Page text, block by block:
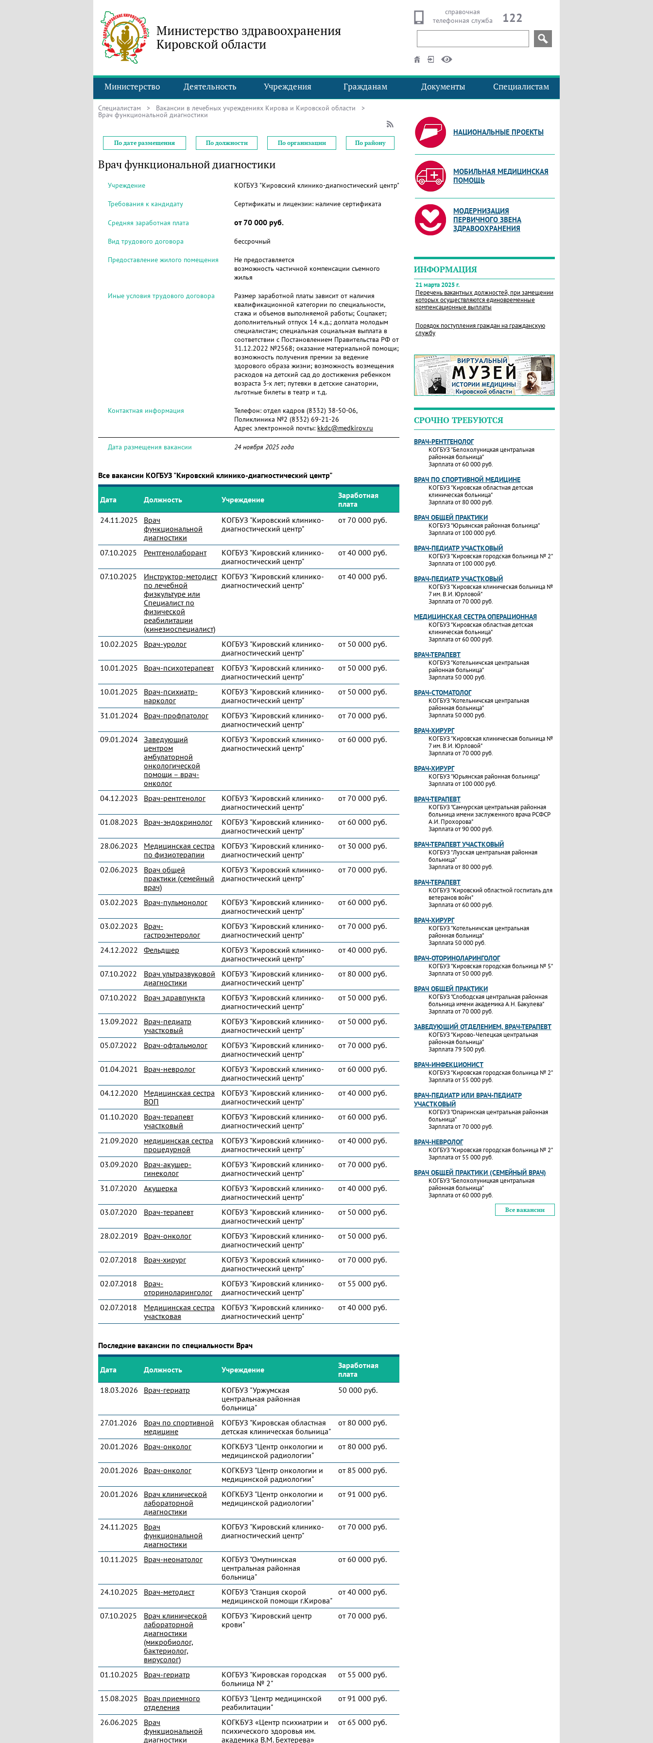
Министерство здравоохранения
Кировской области
справочная
телефонная служба
122
Министерство Деятельность Учреждения Гражданам Документы Специалистам
Специалистам > Вакансии в лечебных учреждениях Кирова и Кировской области >
Врач функциональной диагностики
По дате размещения По должности По организации По району
Врач функциональной диагностики
Учреждение КОГБУЗ "Кировский клинико-диагностический центр"
Требования к кандидату Сертификаты и лицензии: наличие сертификата
Средняя заработная плата от 70 000 руб.
Вид трудового договора бессрочный
Предоставление жилого помещения
Не предоставляется
возможность частичной компенсации съемного
жилья
Иные условия трудового договора
Размер заработной платы зависит от наличия
квалификационной категории по специальности,
стажа и объемов выполняемой работы; Соцпакет;
дополнительный отпуск 14 к.д.; доплата молодым
специалистам; специальная социальная выплата в
соответствии с Постановлением Правительства РФ от
31.12.2022 №2568; оказание материальной помощи;
возможность получения премии за ведение
здорового образа жизни; возможность возмещения
расходов на детский сад до достижения ребенком
возраста 3-х лет; путевки в детские санатории,
льготные билеты в театр и т.д.
Контактная информация Телефон: отдел кадров (8332) 38-50-06,
Поликлиника №2 (8332) 69-21-26
Адрес электронной почты: kkdc@medkirov.ru
Дата размещения вакансии 24 ноября 2025 года
Все вакансии КОГБУЗ "Кировский клинико-диагностический центр"
Дата Должность Учреждение
Заработная
плата
24.11.2025
Врач
функциональной
диагностики
КОГБУЗ "Кировский клинико-
диагностический центр"
от 70 000 руб.
07.10.2025 Рентгенолаборант
КОГБУЗ "Кировский клинико-
диагностический центр"
от 40 000 руб.
07.10.2025
Инструктор-методист
по лечебной
физкультуре или
Специалист по
физической
реабилитации
(кинезиоспециалист)
КОГБУЗ "Кировский клинико-
диагностический центр"
от 40 000 руб.
10.02.2025 Врач-уролог
КОГБУЗ "Кировский клинико-
диагностический центр"
от 50 000 руб.
10.01.2025 Врач-психотерапевт
КОГБУЗ "Кировский клинико-
диагностический центр"
от 50 000 руб.
10.01.2025
Врач-психиатр-
нарколог
КОГБУЗ "Кировский клинико-
диагностический центр"
от 50 000 руб.
31.01.2024 Врач-профпатолог
КОГБУЗ "Кировский клинико-
диагностический центр"
от 70 000 руб.
09.01.2024 Заведующий
центром
амбулаторной
онкологической
помощи – врач-
онколог
КОГБУЗ "Кировский клинико-
диагностический центр"
от 60 000 руб.
04.12.2023 Врач-рентгенолог
КОГБУЗ "Кировский клинико-
диагностический центр"
от 70 000 руб.
01.08.2023 Врач-эндокринолог
КОГБУЗ "Кировский клинико-
диагностический центр"
от 60 000 руб.
28.06.2023
Медицинская сестра
по физиотерапии
КОГБУЗ "Кировский клинико-
диагностический центр"
от 30 000 руб.
02.06.2023
Врач общей
практики (семейный
врач)
КОГБУЗ "Кировский клинико-
диагностический центр"
от 70 000 руб.
03.02.2023 Врач-пульмонолог
КОГБУЗ "Кировский клинико-
диагностический центр"
от 60 000 руб.
03.02.2023
Врач-
гастроэнтеролог
КОГБУЗ "Кировский клинико-
диагностический центр"
от 70 000 руб.
24.12.2022 Фельдшер
КОГБУЗ "Кировский клинико-
диагностический центр"
от 40 000 руб.
07.10.2022
Врач ультразвуковой
диагностики
КОГБУЗ "Кировский клинико-
диагностический центр"
от 80 000 руб.
07.10.2022 Врач здравпункта
КОГБУЗ "Кировский клинико-
диагностический центр"
от 50 000 руб.
13.09.2022
Врач-педиатр
участковый
КОГБУЗ "Кировский клинико-
диагностический центр"
от 50 000 руб.
05.07.2022 Врач-офтальмолог
КОГБУЗ "Кировский клинико-
диагностический центр"
от 70 000 руб.
01.04.2021 Врач-невролог
КОГБУЗ "Кировский клинико-
диагностический центр"
от 60 000 руб.
04.12.2020
Медицинская сестра
ВОП
КОГБУЗ "Кировский клинико-
диагностический центр"
от 40 000 руб.
01.10.2020
Врач-терапевт
участковый
КОГБУЗ "Кировский клинико-
диагностический центр"
от 60 000 руб.
21.09.2020
медицинская сестра
процедурной
КОГБУЗ "Кировский клинико-
диагностический центр"
от 40 000 руб.
03.09.2020
Врач-акушер-
гинеколог
КОГБУЗ "Кировский клинико-
диагностический центр"
от 70 000 руб.
31.07.2020 Акушерка
КОГБУЗ "Кировский клинико-
диагностический центр"
от 40 000 руб.
03.07.2020 Врач-терапевт
КОГБУЗ "Кировский клинико-
диагностический центр"
от 50 000 руб.
28.02.2019 Врач-онколог
КОГБУЗ "Кировский клинико-
диагностический центр"
от 50 000 руб.
02.07.2018 Врач-хирург
КОГБУЗ "Кировский клинико-
диагностический центр"
от 70 000 руб.
02.07.2018
Врач-
оториноларинголог
КОГБУЗ "Кировский клинико-
диагностический центр"
от 55 000 руб.
02.07.2018
Медицинская сестра
участковая
КОГБУЗ "Кировский клинико-
диагностический центр"
от 40 000 руб.
Последние вакансии по специальности Врач
Дата Должность Учреждение
Заработная
плата
18.03.2026
Врач-гериатр
КОГБУЗ "Уржумская
центральная районная
больница"
50 000 руб.
27.01.2026
Врач по спортивной
медицине
КОГБУЗ "Кировская областная
детская клиническая больница"
от 80 000 руб.
20.01.2026 Врач-онколог
КОГКБУЗ "Центр онкологии и
медицинской радиологии"
от 80 000 руб.
20.01.2026 Врач-онколог
КОГКБУЗ "Центр онкологии и
медицинской радиологии"
от 85 000 руб.
20.01.2026
Врач клинической
лабораторной
диагностики
КОГКБУЗ "Центр онкологии и
медицинской радиологии"
от 91 000 руб.
24.11.2025
Врач
функциональной
диагностики
КОГБУЗ "Кировский клинико-
диагностический центр"
от 70 000 руб.
10.11.2025 Врач-неонатолог
КОГБУЗ "Омутнинская
центральная районная
больница"
от 60 000 руб.
24.10.2025 Врач-методист
КОГБУЗ "Станция скорой
медицинской помощи г.Кирова"
от 40 000 руб.
07.10.2025
Врач клинической
лабораторной
диагностики
(микробиолог,
бактериолог,
вирусолог)
КОГБУЗ "Кировский центр
крови"
от 70 000 руб.
01.10.2025 Врач-гериатр
КОГБУЗ "Кировская городская
больница № 2"
от 55 000 руб.
15.08.2025
Врач приемного
отделения
КОГБУЗ "Центр медицинской
реабилитации"
от 91 000 руб.
26.06.2025
Врач
функциональной
диагностики
КОГКБУЗ «Центр психиатрии и
психического здоровья им.
академика В.М. Бехтерева»
от 65 000 руб.
НАЦИОНАЛЬНЫЕ ПРОЕКТЫ
МОБИЛЬНАЯ МЕДИЦИНСКАЯ
ПОМОЩЬ
МОДЕРНИЗАЦИЯ
ПЕРВИЧНОГО ЗВЕНА
ЗДРАВООХРАНЕНИЯ
ИНФОРМАЦИЯ
21 марта 2025 г.
Перечень вакантных должностей, при замещении
которых осуществляются единовременные
компенсационные выплаты
Порядок поступления граждан на гражданскую
службу
СРОЧНО ТРЕБУЮТСЯ
ВРАЧ-РЕНТГЕНОЛОГ
КОГБУЗ "Белохолуницкая центральная
районная больница"
Зарплата от 60 000 руб.
ВРАЧ ПО СПОРТИВНОЙ МЕДИЦИНЕ
КОГБУЗ "Кировская областная детская
клиническая больница"
Зарплата от 80 000 руб.
ВРАЧ ОБЩЕЙ ПРАКТИКИ
КОГБУЗ "Юрьянская районная больница"
Зарплата от 100 000 руб.
ВРАЧ-ПЕДИАТР УЧАСТКОВЫЙ
КОГБУЗ "Кировская городская больница № 2"
Зарплата от 100 000 руб.
ВРАЧ-ПЕДИАТР УЧАСТКОВЫЙ
КОГБУЗ "Кировская клиническая больница №
7 им. В.И. Юрловой"
Зарплата от 70 000 руб.
МЕДИЦИНСКАЯ СЕСТРА ОПЕРАЦИОННАЯ
КОГБУЗ "Кировская областная детская
клиническая больница"
Зарплата от 60 000 руб.
ВРАЧ-ТЕРАПЕВТ
КОГБУЗ "Котельничская центральная
районная больница"
Зарплата 50 000 руб.
ВРАЧ-СТОМАТОЛОГ
КОГБУЗ "Котельничская центральная
районная больница"
Зарплата 50 000 руб.
ВРАЧ-ХИРУРГ
КОГБУЗ "Кировская клиническая больница №
7 им. В.И. Юрловой"
Зарплата от 70 000 руб.
ВРАЧ-ХИРУРГ
КОГБУЗ "Юрьянская районная больница"
Зарплата от 100 000 руб.
ВРАЧ-ТЕРАПЕВТ
КОГБУЗ "Санчурская центральная районная
больница имени заслуженного врача РСФСР
А.И. Прохорова"
Зарплата от 90 000 руб.
ВРАЧ-ТЕРАПЕВТ УЧАСТКОВЫЙ
КОГБУЗ "Лузская центральная районная
больница"
Зарплата от 80 000 руб.
ВРАЧ-ТЕРАПЕВТ
КОГБУЗ "Кировский областной госпиталь для
ветеранов войн"
Зарплата от 60 000 руб.
ВРАЧ-ХИРУРГ
КОГБУЗ "Котельничская центральная
районная больница"
Зарплата 50 000 руб.
ВРАЧ-ОТОРИНОЛАРИНГОЛОГ
КОГБУЗ "Кировская городская больница № 5"
Зарплата от 50 000 руб.
ВРАЧ ОБЩЕЙ ПРАКТИКИ
КОГБУЗ "Слободская центральная районная
больница имени академика А.Н. Бакулева"
Зарплата от 70 000 руб.
ЗАВЕДУЮЩИЙ ОТДЕЛЕНИЕМ, ВРАЧ-ТЕРАПЕВТ
КОГБУЗ "Кирово-Чепецкая центральная
районная больница"
Зарплата 79 500 руб.
ВРАЧ-ИНФЕКЦИОНИСТ
КОГБУЗ "Кировская городская больница № 2"
Зарплата от 55 000 руб.
ВРАЧ-ПЕДИАТР ИЛИ ВРАЧ-ПЕДИАТР
УЧАСТКОВЫЙ
КОГБУЗ "Опаринская центральная районная
больница"
Зарплата от 70 000 руб.
ВРАЧ-НЕВРОЛОГ
КОГБУЗ "Кировская городская больница № 2"
Зарплата от 55 000 руб.
ВРАЧ ОБЩЕЙ ПРАКТИКИ (СЕМЕЙНЫЙ ВРАЧ)
КОГБУЗ "Белохолуницкая центральная
районная больница"
Зарплата от 60 000 руб.
Все вакансии